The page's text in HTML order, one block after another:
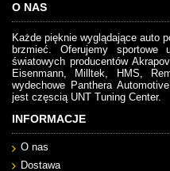
O NAS
Każde pięknie wyglądające auto
brzmieć. Oferujemy sportowe
światowych producentów
Eisenmann, Milltek, HMS,
wydechowe Panthera
jest częscią UNT Tuning Center.
INFORMACJE
O nas
Dostawa